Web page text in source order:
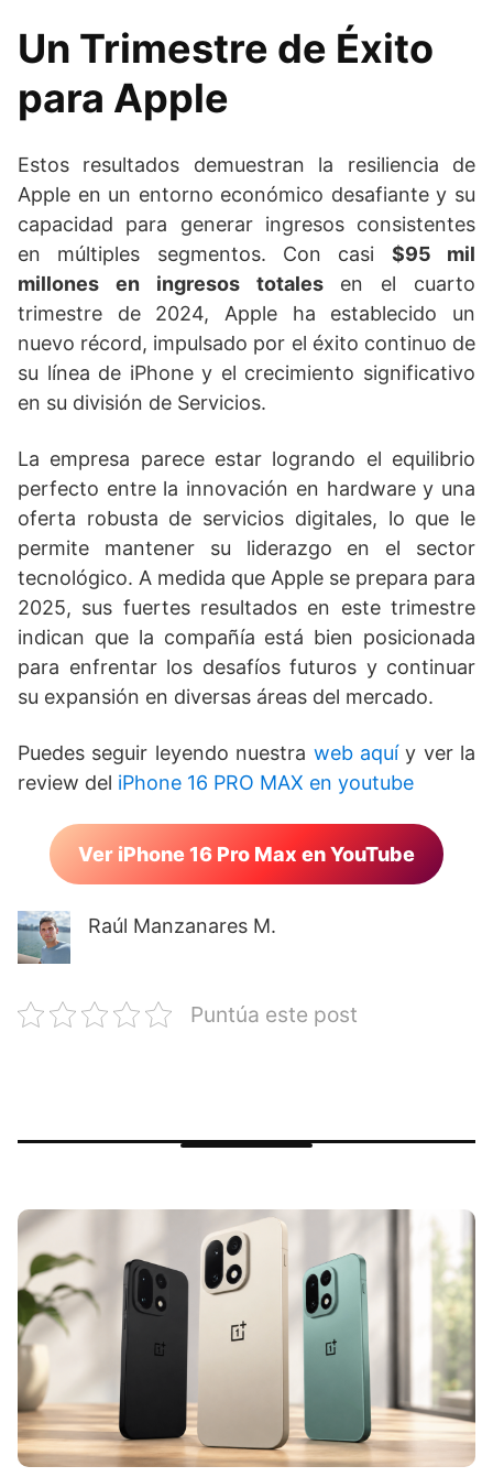
Un Trimestre de Éxito
para Apple
Estos resultados demuestran la resiliencia de
Apple en un entorno económico desafiante y su
capacidad para generar ingresos consistentes
en múltiples segmentos. Con casi $95 mil
millones en ingresos totalesen el cuarto
trimestre de 2024, Apple ha establecido un
nuevo récord, impulsado por el éxito continuo de
su línea de iPhone y el crecimiento significativo
en su división de Servicios.
La empresa parece estar logrando el equilibrio
perfecto entre la innovación en hardware y una
oferta robusta de servicios digitales, lo que le
permite mantener su liderazgo en el sector
tecnológico. A medida que Apple se prepara para
2025, sus fuertes resultados en este trimestre
indican que la compañía está bien posicionada
para enfrentar los desafíos futuros y continuar
su expansión en diversas áreas del mercado.
Puedes seguir leyendo nuestra web aquíy ver la
review del iPhone 16 PRO MAX en youtube
Ver iPhone 16 Pro Max en YouTube
Raúl Manzanares M.
Puntúa este post